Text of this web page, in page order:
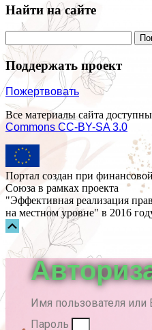
Найти на сайте
Поддержать проект
Пожертвовать
Все материалы сайта
Commons СС-BY-SA 3.0
Портал создан при
Союза в рамках проекта
"Эффективная реализация
на местном уровне" в 2016
Прокрутка
вверх
Имя пользователя или
Пароль